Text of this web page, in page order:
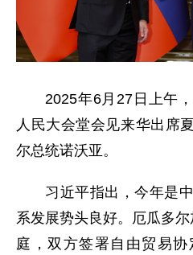
2025年6月27日上午
人民大会堂会见来华出席
尔总统诺沃亚。
习近平指出，今年是
系发展势头良好。厄瓜多尔
庭，双方签署自由贸易